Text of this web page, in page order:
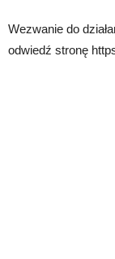
Wezwanie do
odwiedź stronę